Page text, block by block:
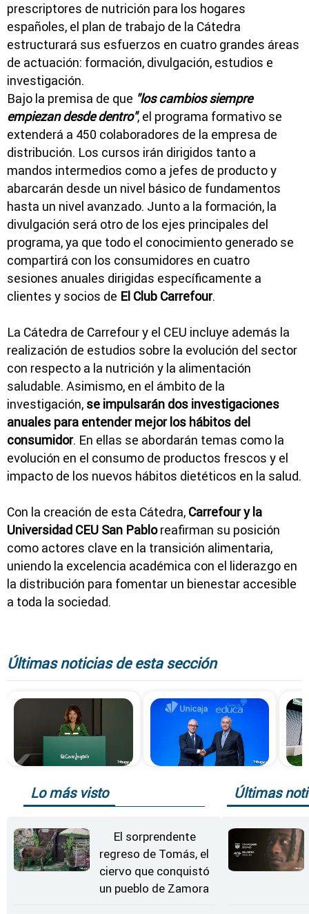
prescriptores de nutrición para los hogares
españoles, el plan de trabajo de la Cátedra
estructurará sus esfuerzos en cuatro grandes áreas
de actuación: formación, divulgación, estudios e
investigación.
Bajo la premisa de que "los cambios siempre
empiezan desde dentro", el programa formativo se
extenderá a 450 colaboradores de la empresa de
distribución. Los cursos irán dirigidos tanto a
mandos intermedios como a jefes de producto y
abarcarán desde un nivel básico de fundamentos
hasta un nivel avanzado. Junto a la formación, la
divulgación será otro de los ejes principales del
programa, ya que todo el conocimiento generado se
compartirá con los consumidores en cuatro
sesiones anuales dirigidas específicamente a
clientes y socios de El Club Carrefour.
La Cátedra de Carrefour y el CEU incluye además la
realización de estudios sobre la evolución del sector
con respecto a la nutrición y la alimentación
saludable. Asimismo, en el ámbito de la
investigación, se impulsarán dos investigaciones
anuales para entender mejor los hábitos del
consumidor. En ellas se abordarán temas como la
evolución en el consumo de productos frescos y el
impacto de los nuevos hábitos dietéticos en la salud.
Con la creación de esta Cátedra, Carrefour y la
Universidad CEU San Pabloreafirman su posición
como actores clave en la transición alimentaria,
uniendo la excelencia académica con el liderazgo en
la distribución para fomentar un bienestar accesible
a toda la sociedad.
Últimas noticias de esta sección
Lo más visto
El sorprendente
regreso de Tomás, el
ciervo que conquistó
un pueblo de Zamora
Últimas